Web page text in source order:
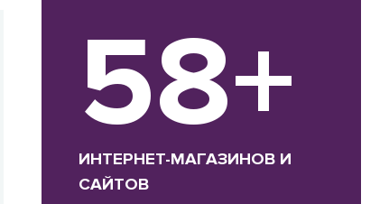
58+
ИНТЕРНЕТ-МАГАЗИНОВ И
САЙТОВ